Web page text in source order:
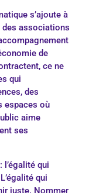
s’ajoute à
des associations
de
ce ne
qui
des
espaces où
aime
ses
qui
qui
juste. Nommer